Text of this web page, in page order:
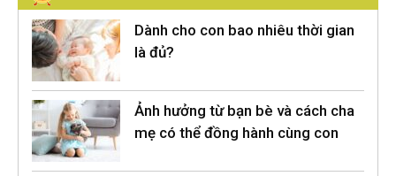
Dành cho con bao nhiêu thời gian
là đủ?
Ảnh hưởng từ bạn bè và cách cha
mẹ có thể đồng hành cùng con